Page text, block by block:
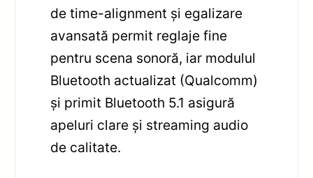
de time-alignment și egalizare
avansată permit reglaje fine
pentru scena sonoră, iar modulul
Bluetooth actualizat (Qualcomm)
și primit Bluetooth 5.1 asigură
apeluri clare și streaming audio
de calitate.